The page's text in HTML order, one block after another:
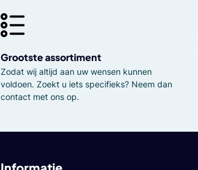
Grootste assortiment
Zodat wij altijd aan uw wensen kunnen
voldoen. Zoekt u iets specifieks? Neem dan
contact met ons op.